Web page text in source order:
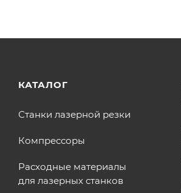
КАТАЛОГ
Станки лазерной резки
Компрессоры
Расходные материалы
для лазерных станков